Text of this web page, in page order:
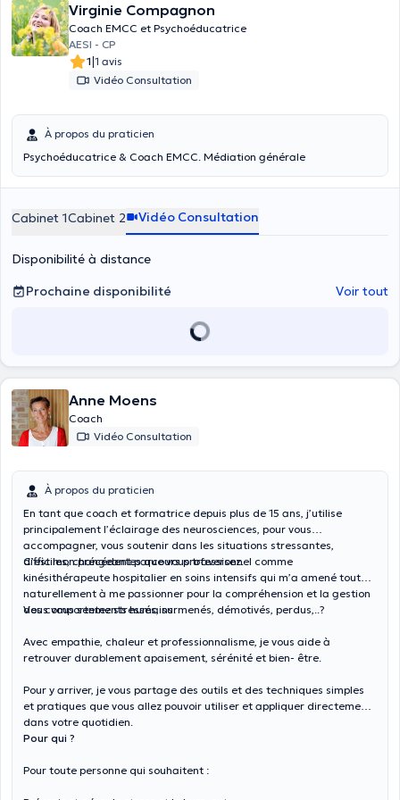
Virginie Compagnon
Coach EMCC et Psychoéducatrice
AESI - CP
1|1 avis
Vidéo Consultation
À propos du praticien
Psychoéducatrice & Coach EMCC. Médiation générale
Cabinet 1Cabinet 2 Vidéo Consultation
Disponibilité à distance
Prochaine disponibilité
Voir tout
Anne Moens
Coach
Vidéo Consultation
À propos du praticien
En tant que coach et formatrice depuis plus de 15 ans, j’utilise
principalement l’éclairage des neurosciences, pour vous
accompagner, vous soutenir dans les situations stressantes,
difficiles, changeantes que vous traversez.
C’est mon précédent parcours professionnel comme
kinésithérapeute hospitalier en soins intensifs qui m’a amené tout
naturellement à me passionner pour la compréhension et la gestion
des comportements humains.
Vous vous sentez stressés, surmenés, démotivés, perdus,..?
Avec empathie, chaleur et professionnalisme, je vous aide à
retrouver durablement apaisement, sérénité et bien- être.
Pour y arriver, je vous partage des outils et des techniques simples
et pratiques que vous allez pouvoir utiliser et appliquer directement
dans votre quotidien.
Pour qui ?
Pour toute personne qui souhaitent :